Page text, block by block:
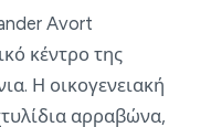
Avort
κέντρο της
Η οικογενειακή
αρραβώνα,